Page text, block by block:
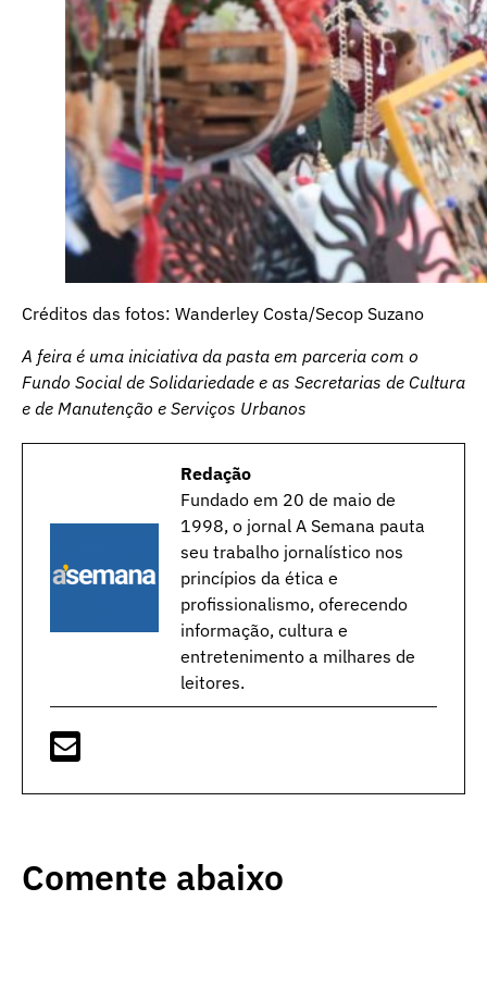
Créditos das fotos: Wanderley Costa/Secop Suzano
A feira é uma iniciativa da pasta em parceria com o
Fundo Social de Solidariedade e as Secretarias de Cultura
e de Manutenção e Serviços Urbanos
Redação
Fundado em 20 de maio de
1998, o jornal A Semana pauta
seu trabalho jornalístico nos
princípios da ética e
profissionalismo, oferecendo
informação, cultura e
entretenimento a milhares de
leitores.
Comente abaixo